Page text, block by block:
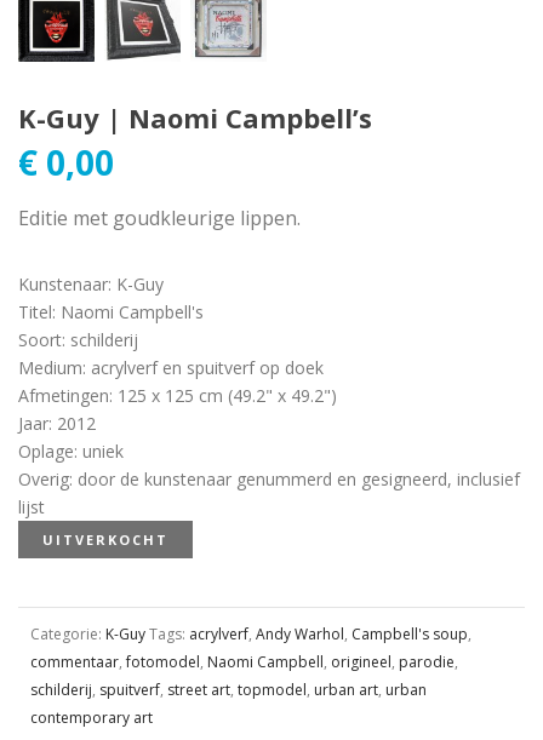
K-Guy | Naomi Campbell’s
€ 0,00
Editie met goudkleurige lippen.
Kunstenaar: K-Guy
Titel: Naomi Campbell's
Soort: schilderij
Medium: acrylverf en spuitverf op doek
Afmetingen: 125 x 125 cm (49.2" x 49.2")
Jaar: 2012
Oplage: uniek
Overig: door de kunstenaar genummerd en gesigneerd, inclusief
lijst
UITVERKOCHT
Categorie: K-GuyTags: acrylverf, Andy Warhol, Campbell's soup,
commentaar,fotomodel, Naomi Campbell, origineel, parodie,
schilderij, spuitverf, street art, topmodel, urban art, urban
contemporary art